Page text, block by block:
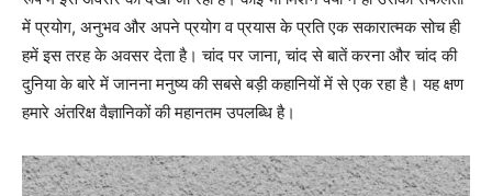
में प्रयोग, अनुभव और अपने प्रयोग व प्रयास के प्रति एक सकारात्मक सोच ही
हमें इस तरह के अवसर देता है। चांद पर जाना, चांद से बातें करना और चांद की
दुनिया के बारे में जानना मनुष्य की सबसे बड़ी कहानियों में से एक रहा है। यह क्षण
हमारे अंतरिक्ष वैज्ञानिकों की महानतम उपलब्धि है।